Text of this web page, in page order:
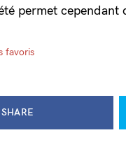
permet cependant
favoris
SHARE